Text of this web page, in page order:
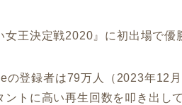
女王決定戦2020』に初出場で
の登録者は79万人（2023年12
ントに高い再生回数を叩き出し